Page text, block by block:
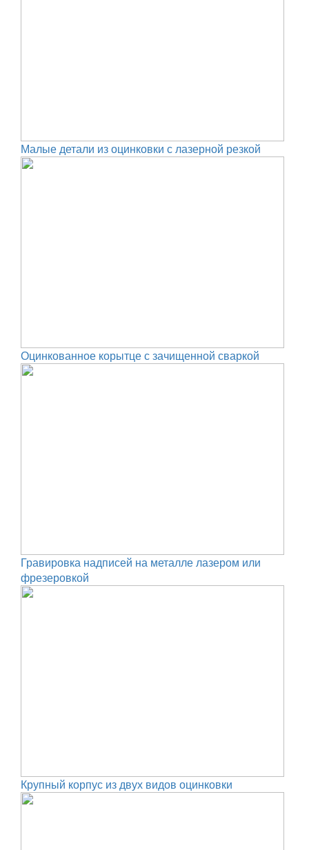
Малые детали из оцинковки с лазерной резкой
Оцинкованное корытце с зачищенной сваркой
Гравировка надписей на металле лазером или
фрезеровкой
Крупный корпус из двух видов оцинковки